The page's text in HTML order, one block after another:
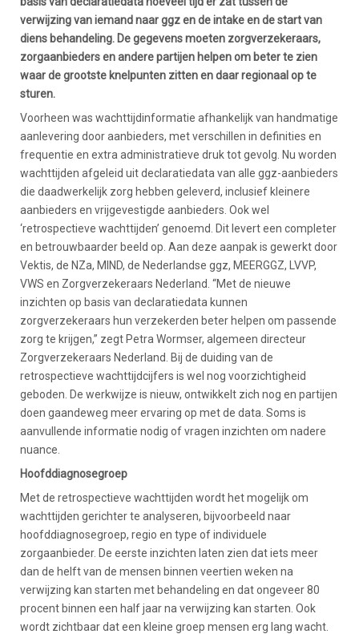
verwijzing van iemand naar ggz en de intake en de start van
diens behandeling. De gegevens moeten zorgverzekeraars,
zorgaanbieders en andere partijen helpen om beter te zien
waar de grootste knelpunten zitten en daar regionaal op te
sturen.
Voorheen was wachttijdinformatie afhankelijk van handmatige
aanlevering door aanbieders, met verschillen in definities en
frequentie en extra administratieve druk tot gevolg. Nu worden
wachttijden afgeleid uit declaratiedata van alle ggz-aanbieders
die daadwerkelijk zorg hebben geleverd, inclusief kleinere
aanbieders en vrijgevestigde aanbieders. Ook wel
‘retrospectieve wachttijden’ genoemd. Dit levert een completer
en betrouwbaarder beeld op. Aan deze aanpak is gewerkt door
Vektis, de NZa, MIND, de Nederlandse ggz, MEERGGZ, LVVP,
VWS en Zorgverzekeraars Nederland. “Met de nieuwe
inzichten op basis van declaratiedata kunnen
zorgverzekeraars hun verzekerden beter helpen om passende
zorg te krijgen,” zegt Petra Wormser, algemeen directeur
Zorgverzekeraars Nederland. Bij de duiding van de
retrospectieve wachttijdcijfers is wel nog voorzichtigheid
geboden. De werkwijze is nieuw, ontwikkelt zich nog en partijen
doen gaandeweg meer ervaring op met de data. Soms is
aanvullende informatie nodig of vragen inzichten om nadere
nuance.
Hoofddiagnosegroep
Met de retrospectieve wachttijden wordt het mogelijk om
wachttijden gerichter te analyseren, bijvoorbeeld naar
hoofddiagnosegroep, regio en type of individuele
zorgaanbieder. De eerste inzichten laten zien dat iets meer
dan de helft van de mensen binnen veertien weken na
verwijzing kan starten met behandeling en dat ongeveer 80
procent binnen een half jaar na verwijzing kan starten. Ook
wordt zichtbaar dat een kleine groep mensen erg lang wacht.